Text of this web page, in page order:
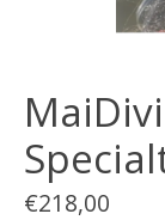
€218,00